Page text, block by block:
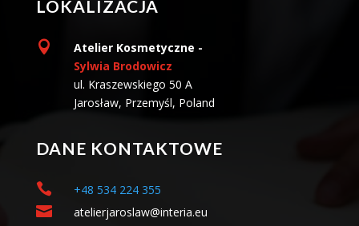
LOKALIZACJA

Atelier Kosmetyczne -
Sylwia Brodowicz
ul. Kraszewskiego 50 A
Jarosław, Przemyśl, Poland
DANE KONTAKTOWE
 +48 534 224 355
 atelierjaroslaw@interia.eu